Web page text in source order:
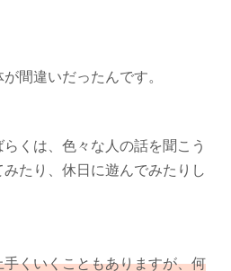
間違いだったんです。
くは、色々な人の話を聞こう
たり、休日に遊んでみたりし
くいくこともありますが、何